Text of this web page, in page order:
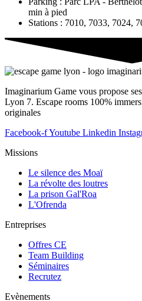
min à pied
Stations : 7010, 7033, 7024,
Imaginarium Game vous propose
Lyon 7. Escape rooms 100%
originales
Facebook-fYoutube Linkedin
Missions
Le silence des Moaï
La révolte des loutres
La prison Gal'Roa
L'Ofrenda
Entreprises
Offres CE
Team Building
Séminaires
Recrutez
Evènements